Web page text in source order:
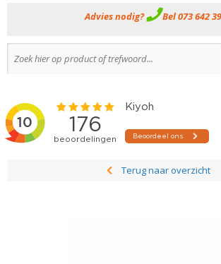
Advies nodig? Bel 073 642
Terug naar overzicht